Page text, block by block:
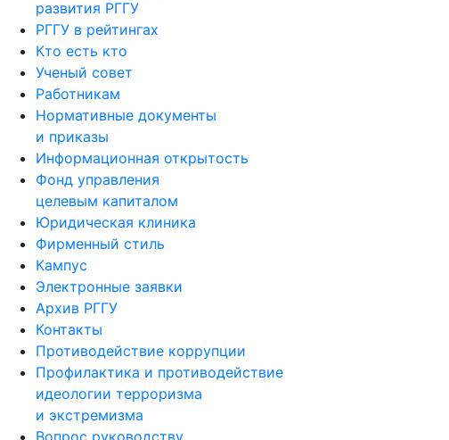
развития РГГУ
РГГУ в рейтингах
Кто есть кто
Ученый совет
Работникам
Нормативные документы
и приказы
Информационная открытость
Фонд управления
целевым капиталом
Юридическая клиника
Фирменный стиль
Кампус
Электронные заявки
Архив РГГУ
Контакты
Противодействие коррупции
Профилактика и противодействие
идеологии терроризма
и экстремизма
Вопрос руководству